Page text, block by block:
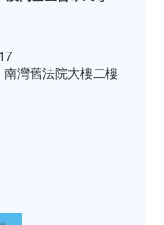
南灣舊法院大樓二樓